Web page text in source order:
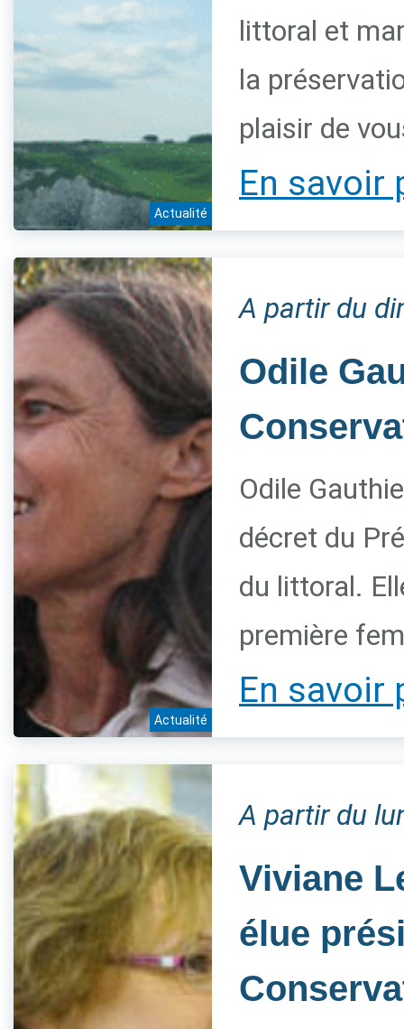
Actualité
littoral et
la
plaisir de
En savoir
Actualité
A partir du
Odile
Odile
décret du
du littoral.
première
En savoir
A partir du
Viviane
élue